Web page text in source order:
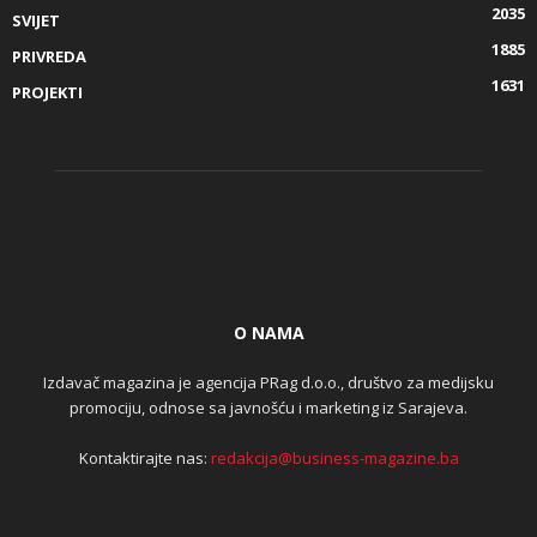
SVIJET
2035
PRIVREDA
1885
PROJEKTI
1631
O NAMA
Izdavač magazina je agencija PRag d.o.o., društvo za medijsku
promociju, odnose sa javnošću i marketing iz Sarajeva.
Kontaktirajte nas: redakcija@business-magazine.ba